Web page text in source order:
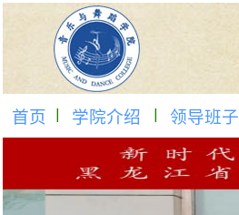
首页 学院介绍 领导班子